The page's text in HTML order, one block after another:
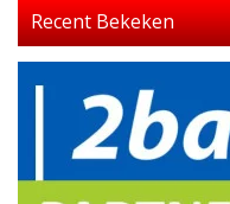
Recent Bekeken